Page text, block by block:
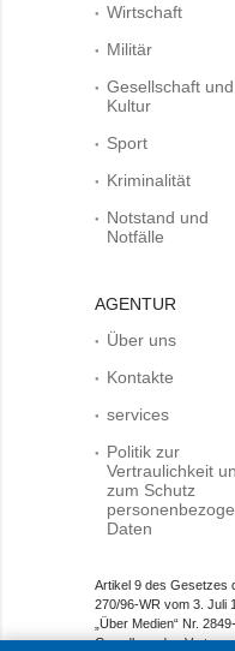
Wirtschaft
Militär
Gesellschaft und
Kultur
Sport
Kriminalität
Notstand und
Notfälle
AGENTUR
Über uns
Kontakte
services
Politik zur
Vertraulichkeit
zum Schutz
Daten
Artikel 9 des Gesetzes
270/96-WR vom 3. Juli
„Über Medien“ Nr.
Grundlage des